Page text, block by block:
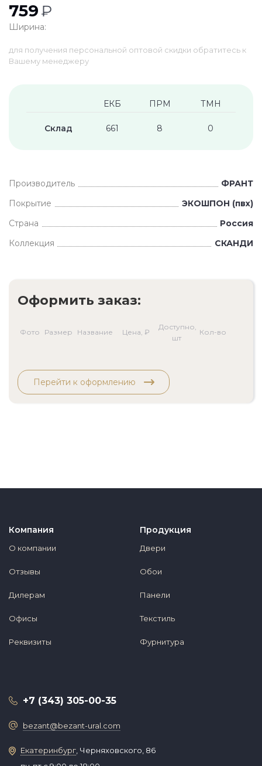
759₽
Ширина:
для получения персональной оптовой скидки обратитесь к
Вашему менеджеру
ЕКБ ПРМ ТМН
Склад 661 8 0
Производитель
ФРАНТ
Покрытие
ЭКОШПОН (пвх)
Страна
Россия
Коллекция
СКАНДИ
Оформить заказ:
Фото Размер Название Цена, ₽
Доступно,
шт
Кол-во
Перейти к оформлению
Компания
О компании
Отзывы
Дилерам
Офисы
Реквизиты
Продукция
Двери
Обои
Панели
Текстиль
Фурнитура
+7 (343) 305-00-35
bezant@bezant-ural.com
Екатеринбург , Черняховского, 86